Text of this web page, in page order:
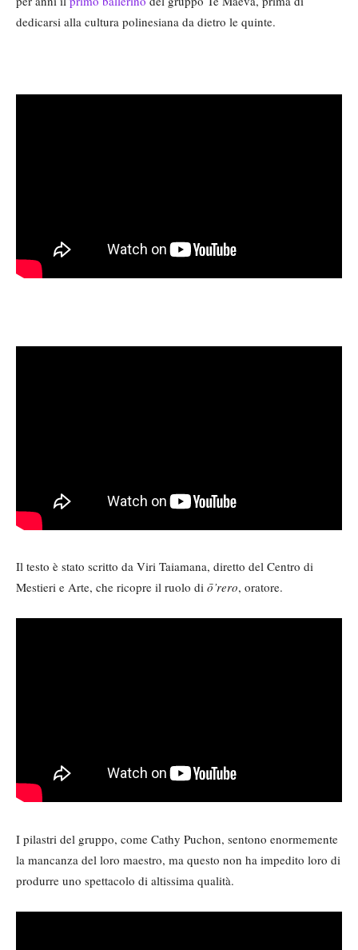
dedicarsi alla cultura polinesiana da dietro le quinte.
Il testo è stato scritto da Viri Taiamana, diretto del Centro di
Mestieri e Arte, che ricopre il ruolo di ō’rero, oratore.
I pilastri del gruppo, come Cathy Puchon, sentono enormemente
la mancanza del loro maestro, ma questo non ha impedito loro di
produrre uno spettacolo di altissima qualità.